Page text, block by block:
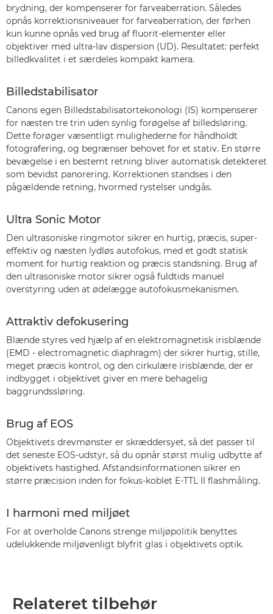
brydning, der kompenserer for farveaberration. Således
opnås korrektionsniveauer for farveaberration, der førhen
kun kunne opnås ved brug af fluorit-elementer eller
objektiver med ultra-lav dispersion (UD). Resultatet: perfekt
billedkvalitet i et særdeles kompakt kamera.
Billedstabilisator
Canons egen Billedstabilisatortekonologi (IS) kompenserer
for næsten tre trin uden synlig forøgelse af billedsløring.
Dette forøger væsentligt mulighederne for håndholdt
fotografering, og begrænser behovet for et stativ. En større
bevægelse i en bestemt retning bliver automatisk detekteret
som bevidst panorering. Korrektionen standses i den
pågældende retning, hvormed rystelser undgås.
Ultra Sonic Motor
Den ultrasoniske ringmotor sikrer en hurtig, præcis, super-
effektiv og næsten lydløs autofokus, med et godt statisk
moment for hurtig reaktion og præcis standsning. Brug af
den ultrasoniske motor sikrer også fuldtids manuel
overstyring uden at ødelægge autofokusmekanismen.
Attraktiv defokusering
Blænde styres ved hjælp af en elektromagnetisk irisblænde
(EMD - electromagnetic diaphragm) der sikrer hurtig, stille,
meget præcis kontrol, og den cirkulære irisblænde, der er
indbygget i objektivet giver en mere behagelig
baggrundssløring.
Brug af EOS
Objektivets drevmønster er skræddersyet, så det passer til
det seneste EOS-udstyr, så du opnår størst mulig udbytte af
objektivets hastighed. Afstandsinformationen sikrer en
større præcision inden for fokus-koblet E-TTL II flashmåling.
I harmoni med miljøet
For at overholde Canons strenge miljøpolitik benyttes
udelukkende miljøvenligt blyfrit glas i objektivets optik.
Relateret tilbehør